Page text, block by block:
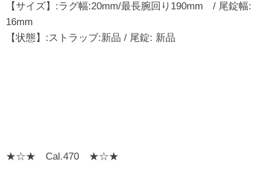
【サイズ】:ラグ幅:20mm/最長腕回り190mm / 尾錠幅:
16mm
【状態】:ストラッブ:新品 / 尾錠: 新品
★☆★ Cal.470 ★☆★